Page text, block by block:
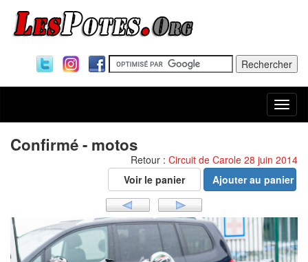
Confirmé - motos
Retour : Circuit de Carole 28 juin 2014